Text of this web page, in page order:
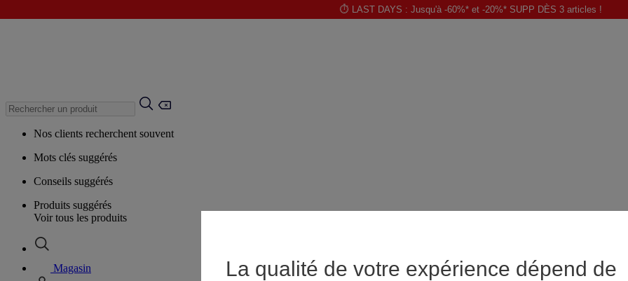
⏱️ LAST DAYS : Jusqu'à -60%* et -20%* SUPP DÈS 3 articles !
Nos clients recherchent souvent
Mots clés suggérés
Conseils suggérés
Produits suggérés
Voir tous les produits
Magasin
La qualité de votre expérience dépend de